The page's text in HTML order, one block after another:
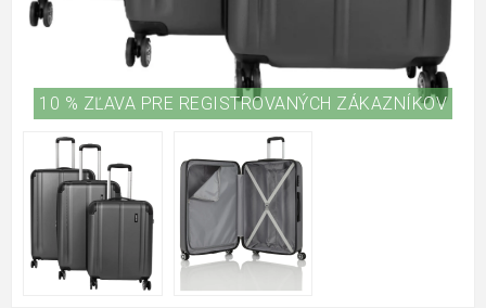
10 % ZĽAVA PRE REGISTROVANÝCH ZÁKAZNÍKOV